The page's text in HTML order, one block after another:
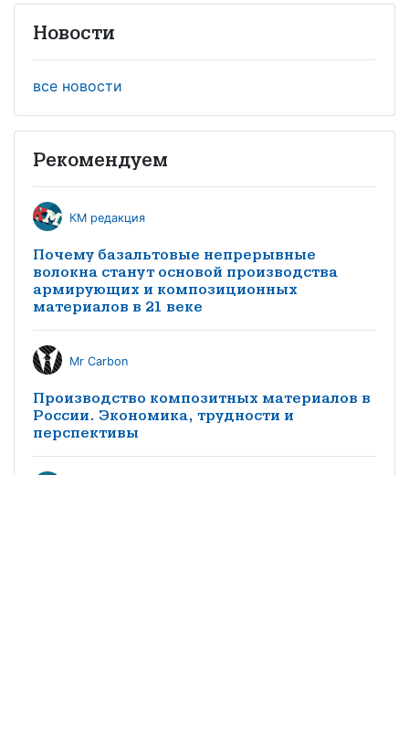
Новости
все новости
Рекомендуем
КМ редакция
Почему базальтовые непрерывные
волокна станут основой производства
армирующих и композиционных
материалов в 21 веке
Mr Carbon
Производство композитных материалов в
России. Экономика, трудности и
перспективы